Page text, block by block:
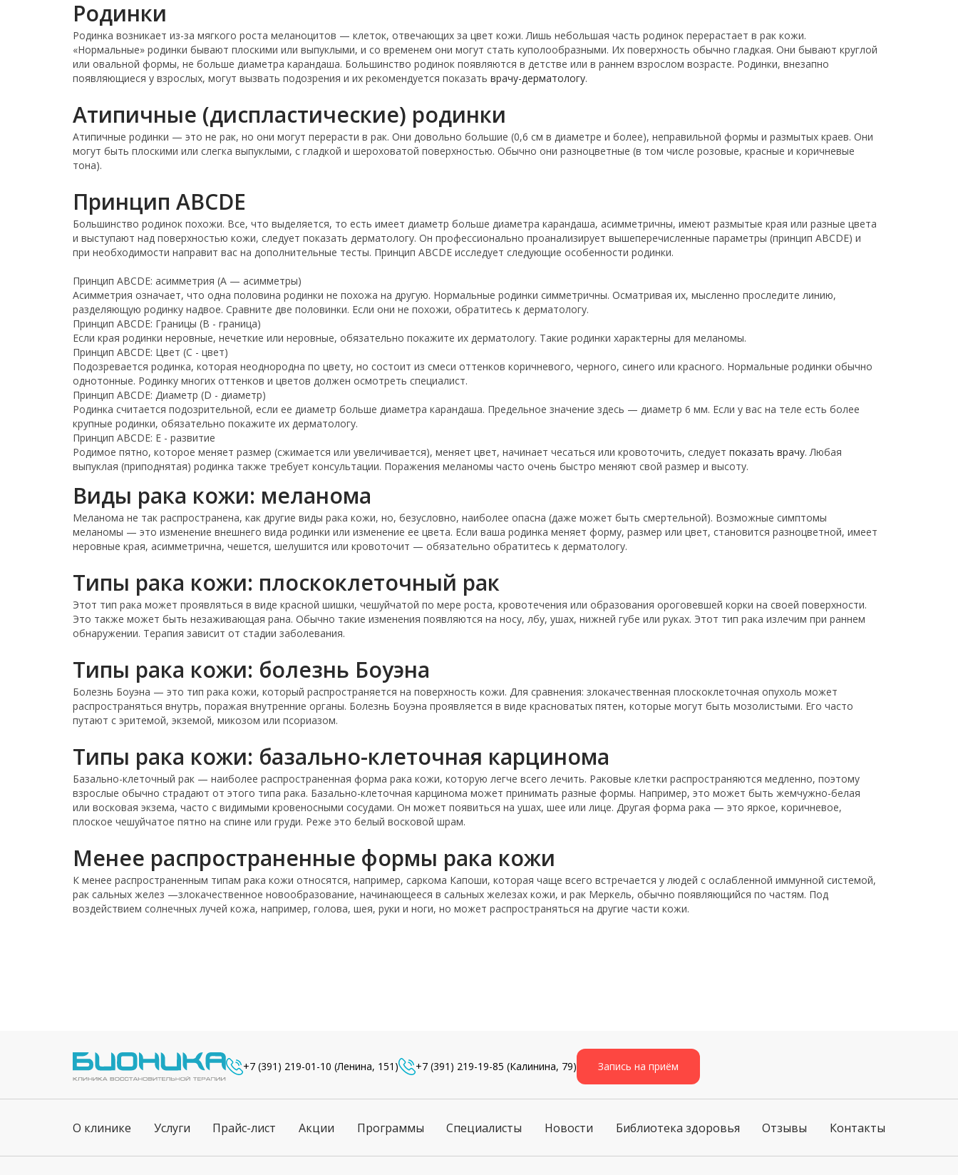
Родинки
Родинка возникает из-за мягкого роста меланоцитов — клеток, отвечающих за цвет кожи. Лишь небольшая часть родинок перерастает в рак кожи.
«Нормальные» родинки бывают плоскими или выпуклыми, и со временем они могут стать куполообразными. Их поверхность обычно гладкая. Они бывают круглой
или овальной формы, не больше диаметра карандаша. Большинство родинок появляются в детстве или в раннем взрослом возрасте. Родинки, внезапно
появляющиеся у взрослых, могут вызвать подозрения и их рекомендуется показать врачу-дерматологу.
Атипичные (диспластические) родинки
Атипичные родинки — это не рак, но они могут перерасти в рак. Они довольно большие (0,6 см в диаметре и более), неправильной формы и размытых краев. Они
могут быть плоскими или слегка выпуклыми, с гладкой и шероховатой поверхностью. Обычно они разноцветные (в том числе розовые, красные и коричневые
тона).
Принцип ABCDE
Большинство родинок похожи. Все, что выделяется, то есть имеет диаметр больше диаметра карандаша, асимметричны, имеют размытые края или разные цвета
и выступают над поверхностью кожи, следует показать дерматологу. Он профессионально проанализирует вышеперечисленные параметры (принцип ABCDE) и
при необходимости направит вас на дополнительные тесты. Принцип ABCDE исследует следующие особенности родинки.
Принцип ABCDE: асимметрия (A — асимметры)
Асимметрия означает, что одна половина родинки не похожа на другую. Нормальные родинки симметричны. Осматривая их, мысленно проследите линию,
разделяющую родинку надвое. Сравните две половинки. Если они не похожи, обратитесь к дерматологу.
Принцип ABCDE: Границы (B - граница)
Если края родинки неровные, нечеткие или неровные, обязательно покажите их дерматологу. Такие родинки характерны для меланомы.
Принцип ABCDE: Цвет (C - цвет)
Подозревается родинка, которая неоднородна по цвету, но состоит из смеси оттенков коричневого, черного, синего или красного. Нормальные родинки обычно
однотонные. Родинку многих оттенков и цветов должен осмотреть специалист.
Принцип ABCDE: Диаметр (D - диаметр)
Родинка считается подозрительной, если ее диаметр больше диаметра карандаша. Предельное значение здесь — диаметр 6 мм. Если у вас на теле есть более
крупные родинки, обязательно покажите их дерматологу.
Принцип ABCDE: E - развитие
Родимое пятно, которое меняет размер (сжимается или увеличивается), меняет цвет, начинает чесаться или кровоточить, следует показать врачу. Любая
выпуклая (приподнятая) родинка также требует консультации. Поражения меланомы часто очень быстро меняют свой размер и высоту.
Виды рака кожи: меланома
Меланома не так распространена, как другие виды рака кожи, но, безусловно, наиболее опасна (даже может быть смертельной). Возможные симптомы
меланомы — это изменение внешнего вида родинки или изменение ее цвета. Если ваша родинка меняет форму, размер или цвет, становится разноцветной, имеет
неровные края, асимметрична, чешется, шелушится или кровоточит — обязательно обратитесь к дерматологу.
Типы рака кожи: плоскоклеточный рак
Этот тип рака может проявляться в виде красной шишки, чешуйчатой по мере роста, кровотечения или образования ороговевшей корки на своей поверхности.
Это также может быть незаживающая рана. Обычно такие изменения появляются на носу, лбу, ушах, нижней губе или руках. Этот тип рака излечим при раннем
обнаружении. Терапия зависит от стадии заболевания.
Типы рака кожи: болезнь Боуэна
Болезнь Боуэна — это тип рака кожи, который распространяется на поверхность кожи. Для сравнения: злокачественная плоскоклеточная опухоль может
распространяться внутрь, поражая внутренние органы. Болезнь Боуэна проявляется в виде красноватых пятен, которые могут быть мозолистыми. Его часто
путают с эритемой, экземой, микозом или псориазом.
Типы рака кожи: базально-клеточная карцинома
Базально-клеточный рак — наиболее распространенная форма рака кожи, которую легче всего лечить. Раковые клетки распространяются медленно, поэтому
взрослые обычно страдают от этого типа рака. Базально-клеточная карцинома может принимать разные формы. Например, это может быть жемчужно-белая
или восковая экзема, часто с видимыми кровеносными сосудами. Он может появиться на ушах, шее или лице. Другая форма рака — это яркое, коричневое,
плоское чешуйчатое пятно на спине или груди. Реже это белый восковой шрам.
Менее распространенные формы рака кожи
К менее распространенным типам рака кожи относятся, например, саркома Капоши, которая чаще всего встречается у людей с ослабленной иммунной системой,
рак сальных желез —злокачественное новообразование, начинающееся в сальных железах кожи, и рак Меркель, обычно появляющийся по частям. Под
воздействием солнечных лучей кожа, например, голова, шея, руки и ноги, но может распространяться на другие части кожи.
+7 (391) 219-01-10 (Ленина, 151) +7 (391) 219-19-85 (Калинина, 79) Запись на приём
О клинике Услуги Прайс-лист Акции Программы Специалисты Новости Библиотека здоровья Отзывы Контакты